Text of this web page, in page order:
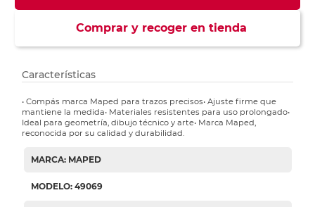
Comprar y recoger en tienda
Características
• Compás marca Maped para trazos precisos• Ajuste firme que
mantiene la medida• Materiales resistentes para uso prolongado•
Ideal para geometría, dibujo técnico y arte• Marca Maped,
reconocida por su calidad y durabilidad.
MARCA: MAPED
MODELO: 49069